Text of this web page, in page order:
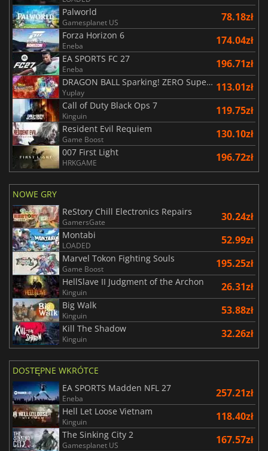
Palworld
Gamesplanet US 78.18zł
Forza Horizon 6
Eneba 174.04zł
EA SPORTS FC 27
Eneba 196.71zł
DRAGON BALL Sparking! ZERO Super Limit Breaking NEO
Yuplay 113.01zł
Call of Duty Black Ops 7
Kinguin 119.75zł
Resident Evil Requiem
Game Boost 130.10zł
007 First Light
HRKGAME 196.72zł
NOWE GRY
ReStory Chill Electronics Repairs
GamersGate 30.24zł
Montabi
LOADED 52.99zł
Marvel Tokon Fighting Souls
Game Boost 195.25zł
HellSlave II Judgment of the Archon
Kinguin 26.31zł
Big Walk
Kinguin 53.88zł
Kill The Shadow
Kinguin 32.26zł
DOSTĘPNE WKRÓTCE
EA SPORTS Madden NFL 27
Eneba 257.21zł
Hell Let Loose Vietnam
Kinguin 118.40zł
The Sinking City 2
Gamesplanet US 167.57zł